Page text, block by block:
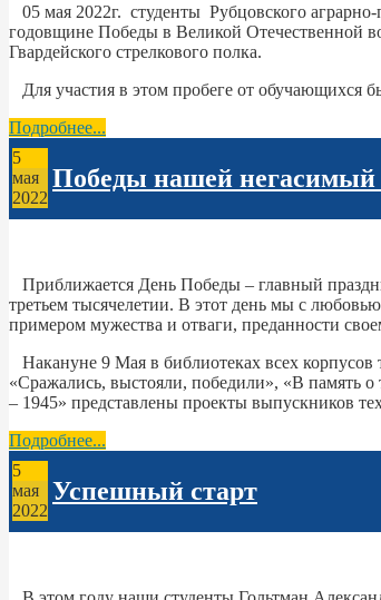
05 мая 2022г. студенты Рубцовского
годовщине Победы в Великой Отечественной
Гвардейского стрелкового полка.
Для участия в этом пробеге от обучающихся
Подробнее...
5
мая
2022
Победы нашей негасимый
Приближается День Победы – главный
третьем тысячелетии. В этот день мы с
примером мужества и отваги, преданности
Накануне 9 Мая в библиотеках всех
«Сражались, выстояли, победили», «В память
– 1945» представлены проекты выпускников
Подробнее...
5
мая
2022
Успешный старт